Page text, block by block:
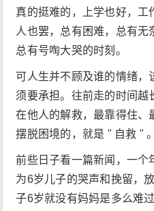
真的挺难的，上学也好，工
人也罢，总有困难，总有无
总有号啕大哭的时刻。
可人生并不顾及谁的情绪，
须要承担。往前走的时间越
在他人的解救，最靠得住、
摆脱困境的，就是 " 自救 " 。
前些日子看一篇新闻，一个
为6岁儿子的哭声和挽留，
子6岁就没有妈妈是多么难